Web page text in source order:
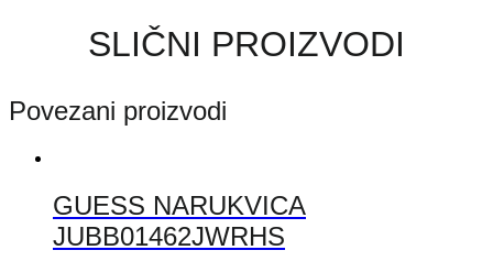
SLIČNI PROIZVODI
Povezani proizvodi
GUESS NARUKVICA
JUBB01462JWRHS